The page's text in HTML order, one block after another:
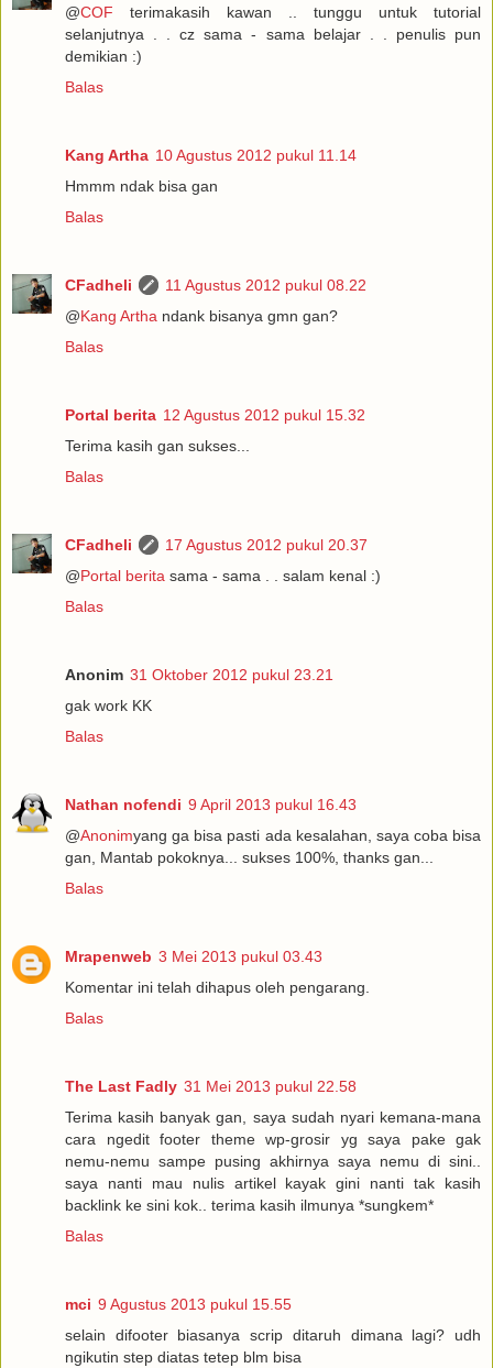
@COF terimakasih kawan .. tunggu untuk tutorial
selanjutnya . . cz sama - sama belajar . . penulis pun
demikian :)
Balas
Kang Artha 10 Agustus 2012 pukul 11.14
Hmmm ndak bisa gan
Balas
CFadheli
11 Agustus 2012 pukul 08.22
@Kang Artha ndank bisanya gmn gan?
Balas
Portal berita 12 Agustus 2012 pukul 15.32
Terima kasih gan sukses...
Balas
CFadheli
17 Agustus 2012 pukul 20.37
@Portal berita sama - sama . . salam kenal :)
Balas
Anonim 31 Oktober 2012 pukul 23.21
gak work KK
Balas
Nathan nofendi 9 April 2013 pukul 16.43
@Anonimyang ga bisa pasti ada kesalahan, saya coba bisa
gan, Mantab pokoknya... sukses 100%, thanks gan...
Balas
Mrapenweb 3 Mei 2013 pukul 03.43
Komentar ini telah dihapus oleh pengarang.
Balas
The Last Fadly 31 Mei 2013 pukul 22.58
Terima kasih banyak gan, saya sudah nyari kemana-mana
cara ngedit footer theme wp-grosir yg saya pake gak
nemu-nemu sampe pusing akhirnya saya nemu di sini..
saya nanti mau nulis artikel kayak gini nanti tak kasih
backlink ke sini kok.. terima kasih ilmunya *sungkem*
Balas
mci 9 Agustus 2013 pukul 15.55
selain difooter biasanya scrip ditaruh dimana lagi? udh
ngikutin step diatas tetep blm bisa